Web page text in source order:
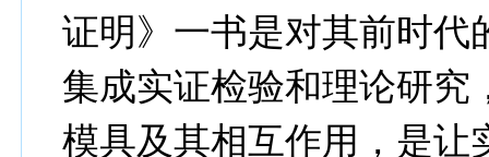
证明》一书是对其前时代
集成实证检验和理论研究
模具及其相互作用，是让